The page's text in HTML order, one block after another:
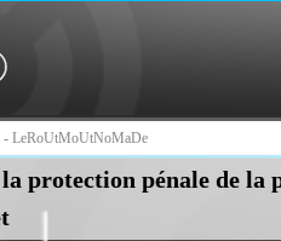
LeRoUtMoUtNoMaDe
protection pénale de